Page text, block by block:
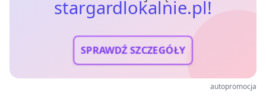
stargardlokalnie.pl!
SPRAWDŹ SZCZEGÓŁY
autopromocja